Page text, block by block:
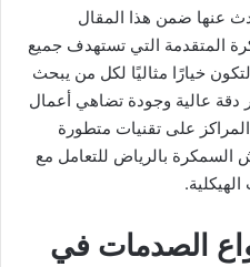
عنها ضمن هذا المقال
المتقدمة التي تستهدف جميع
خيارًا مثاليًا لكل من يبحث
عالية وجودة تضاهي أعمال
على تقنيات متطورة
بالرياض للتعامل مع
الصدمات في